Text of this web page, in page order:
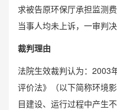
求被告原环保厅承担监测
当事人均未上诉，一审判决
裁判理由
法院生效裁判认为：2003
评价法》（以下简称环境
目建设、运行过程中产生